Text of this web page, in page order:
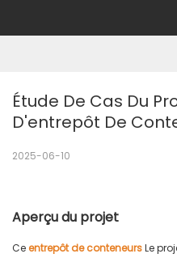
Étude De Cas Du
D'entrepôt De
2025-06-10
Aperçu du projet
Ceentrepôt de conteneursLe